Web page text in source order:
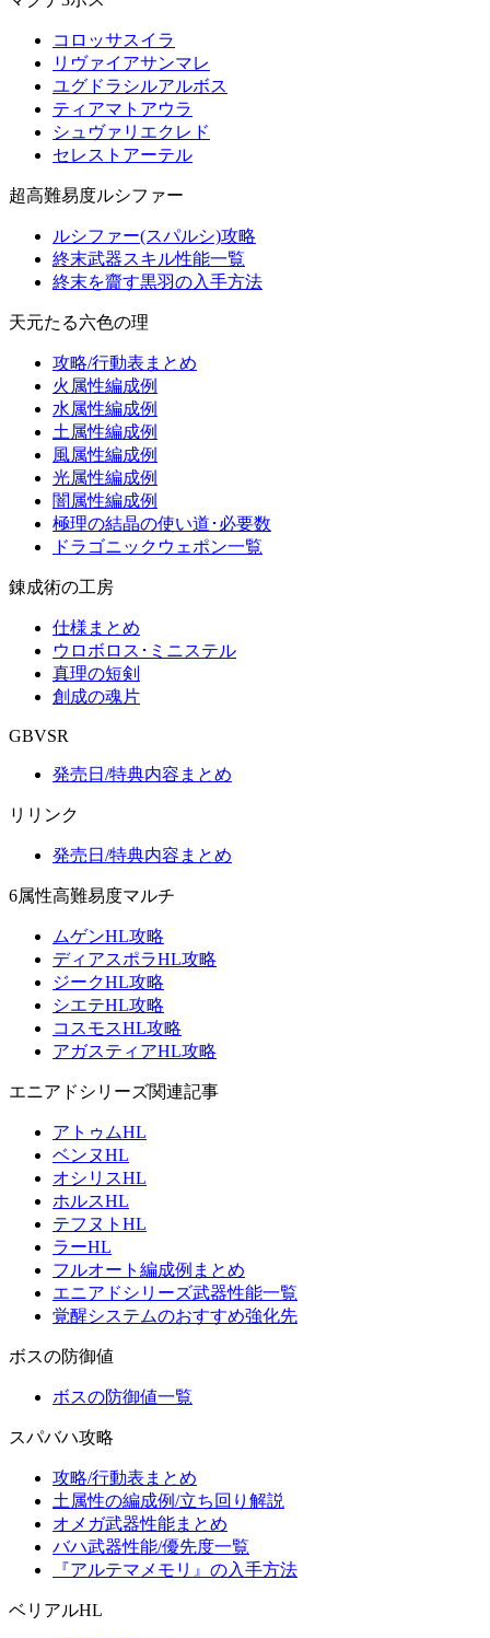
コロッサスイラ
リヴァイアサンマレ
ユグドラシルアルボス
ティアマトアウラ
シュヴァリエクレド
セレストアーテル
超高難易度ルシファー
ルシファー(スパルシ)攻略
終末武器スキル性能一覧
終末を齎す黒羽の入手方法
天元たる六色の理
攻略/行動表まとめ
火属性編成例
水属性編成例
土属性編成例
風属性編成例
光属性編成例
闇属性編成例
極理の結晶の使い道･必要数
ドラゴニックウェポン一覧
錬成術の工房
仕様まとめ
ウロボロス･ミニステル
真理の短剣
創成の魂片
GBVSR
発売日/特典内容まとめ
リリンク
発売日/特典内容まとめ
6属性高難易度マルチ
ムゲンHL攻略
ディアスポラHL攻略
ジークHL攻略
シエテHL攻略
コスモスHL攻略
アガスティアHL攻略
エニアドシリーズ関連記事
アトゥムHL
ベンヌHL
オシリスHL
ホルスHL
テフヌトHL
ラーHL
フルオート編成例まとめ
エニアドシリーズ武器性能一覧
覚醒システムのおすすめ強化先
ボスの防御値
ボスの防御値一覧
スパバハ攻略
攻略/行動表まとめ
土属性の編成例/立ち回り解説
オメガ武器性能まとめ
バハ武器性能/優先度一覧
『アルテマメモリ』の入手方法
ベリアルHL